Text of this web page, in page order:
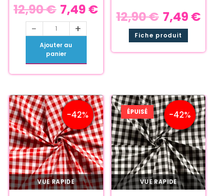
12,90€ 7,49 €
- +
Ajouter au
panier
12,90€ 7,49 €
Fiche produit
-42%
VUE RAPIDE
-42%
ÉPUISÉ
VUE RAPIDE